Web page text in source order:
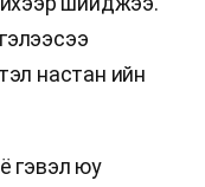
настан ийн
гэвэл юу